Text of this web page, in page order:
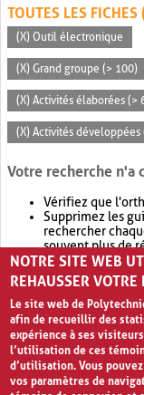
TOUTES LES FICHES
(X) Outil électronique
(X) Grand groupe (> 100)
(X) Activités élaborées (>
(X) Activités
Votre recherche n'a
Vérifiez que
Supprimez les
rechercher
souvent plus de
Envisagez
retournera
NOTRE SITE WEB
REHAUSSER
Le site web de
afin de recueillir des
expérience à ses
l’utilisation de ces
d’utilisation. Vous
vos paramètres de